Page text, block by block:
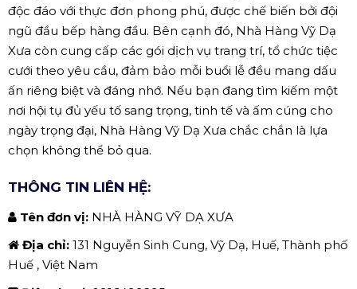
độc đáo với thực đơn phong phú, được chế biến bởi đội
ngũ đầu bếp hàng đầu. Bên cạnh đó, Nhà Hàng Vỹ Dạ
Xưa còn cung cấp các gói dịch vụ trang trí, tổ chức tiệc
cưới theo yêu cầu, đảm bảo mỗi buổi lễ đều mang dấu
ấn riêng biệt và đáng nhớ. Nếu bạn đang tìm kiếm một
nơi hội tụ đủ yếu tố sang trọng, tinh tế và ấm cúng cho
ngày trọng đại, Nhà Hàng Vỹ Dạ Xưa chắc chắn là lựa
chọn không thể bỏ qua.
THÔNG TIN LIÊN HỆ:
Tên đơn vị: NHÀ HÀNG VỸ DẠ XƯA
Địa chỉ: 131 Nguyễn Sinh Cung, Vỹ Dạ, Huế, Thành phố
Huế , Việt Nam